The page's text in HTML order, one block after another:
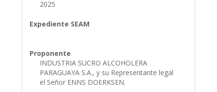
2025
Expediente SEAM
Proponente
INDUSTRIA SUCRO ALCOHOLERA
PARAGUAYA S.A., y su Representante legal
el Señor ENNS DOERKSEN.